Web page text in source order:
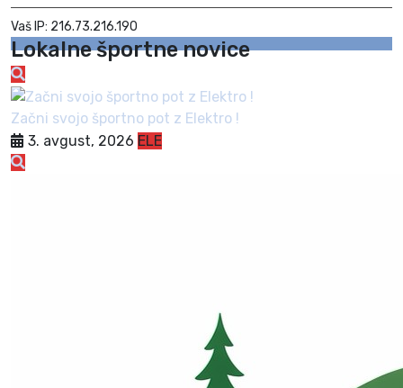
Vaš IP: 216.73.216.190
Lokalne športne novice
Začni svojo športno pot z Elektro !
3. avgust, 2026 ELE